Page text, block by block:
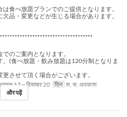
食べ放題プランでのご提供となります。
品・変更などが生じる場合があります。
のご案内となります。
(食べ放題・飲み放題は120分制となりま
させて頂く場合がございます。
17 ~ दिसम्बर 20 दिन श, स, अवकाश
और पढ़ें